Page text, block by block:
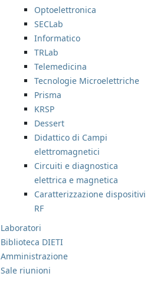
Optoelettronica
SECLab
Informatico
TRLab
Telemedicina
Tecnologie Microelettriche
Prisma
KRSP
Dessert
Didattico di Campi
elettromagnetici
Circuiti e diagnostica
elettrica e magnetica
Caratterizzazione dispositivi
RF
Laboratori
Biblioteca DIETI
Amministrazione
Sale riunioni